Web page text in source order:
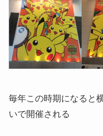
毎年この時期になると
いで開催される